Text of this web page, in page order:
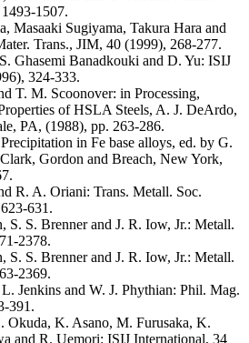
1507.
Masaaki Sugiyama, Takura Hara and
Trans., JIM, 40 (1999), 268-277.
Ghasemi Banadkouki and D. Yu: ISIJ
324-333.
T. M. Scoonover: in Processing,
of HSLA Steels, A. J. DeArdo,
PA, (1988), pp. 263-286.
in Fe base alloys, ed. by G.
Gordon and Breach, New York,
R. A. Oriani: Trans. Metall. Soc.
631.
S. S. Brenner and J. R. Iow, Jr.: Metall.
2378.
S. S. Brenner and J. R. Iow, Jr.: Metall.
2369.
Jenkins and W. J. Phythian: Phil. Mag.
391.
Okuda, K. Asano, M. Furusaka, K.
and R. Uemori: ISIJ International, 34